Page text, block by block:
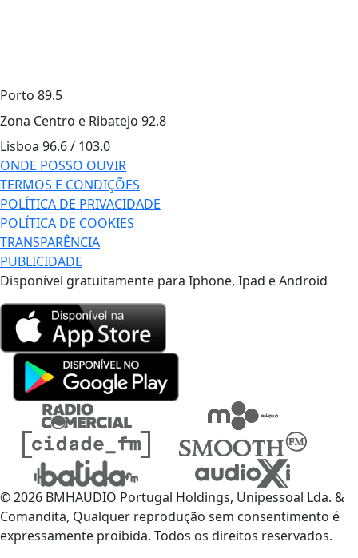
Porto 89.5
Zona Centro e Ribatejo 92.8
Lisboa 96.6 / 103.0
ONDE POSSO OUVIR
TERMOS E CONDIÇÕES
POLÍTICA DE PRIVACIDADE
POLÍTICA DE COOKIES
TRANSPARÊNCIA
PUBLICIDADE
Disponível gratuitamente para Iphone, Ipad e Android
© 2026 BMHAUDIO Portugal Holdings, Unipessoal Lda. &
Comandita, Qualquer reprodução sem consentimento é
expressamente proibida. Todos os direitos reservados.